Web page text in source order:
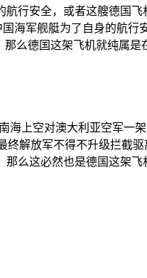
行安全，或者这艘德国
海军舰艇为了自身的航行
么德国这架飞机就纯属是
海上空对澳大利亚空军一
解放军不得不升级拦截
么这必然也是德国这架飞